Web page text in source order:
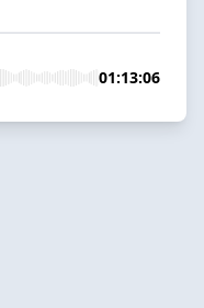
01:13:06